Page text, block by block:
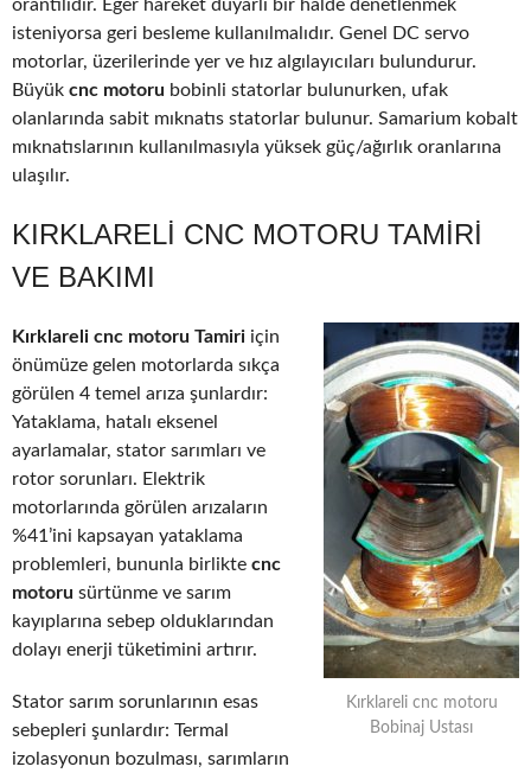
orantılıdır. Eğer hareket duyarlı bir halde denetlenmek
isteniyorsa geri besleme kullanılmalıdır. Genel DC servo
motorlar, üzerilerinde yer ve hız algılayıcıları bulundurur.
Büyük cnc motoru bobinli statorlar bulunurken, ufak
olanlarında sabit mıknatıs statorlar bulunur. Samarium kobalt
mıknatıslarının kullanılmasıyla yüksek güç/ağırlık oranlarına
ulaşılır.
KIRKLARELI CNC MOTORU TAMIRI
VE BAKIMI
Kırklareli cnc motoru
Bobinaj Ustası
Kırklareli cnc motoru Tamiri için
önümüze gelen motorlarda sıkça
görülen 4 temel arıza şunlardır:
Yataklama, hatalı eksenel
ayarlamalar, stator sarımları ve
rotor sorunları. Elektrik
motorlarında görülen arızaların
%41’ini kapsayan yataklama
problemleri, bununla birlikte cnc
motoru sürtünme ve sarım
kayıplarına sebep olduklarından
dolayı enerji tüketimini artırır.
Stator sarım sorunlarının esas
sebepleri şunlardır: Termal
izolasyonun bozulması, sarımların